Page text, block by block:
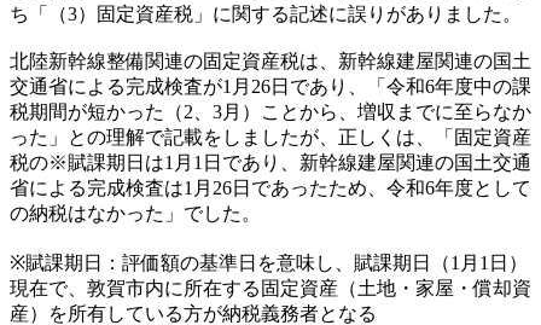
ち「（3）固定資産税」に関する記述に誤りがありました。
北陸新幹線整備関連の固定資産税は、新幹線建屋関連の国土
交通省による完成検査が1月26日であり、「令和6年度中の課
税期間が短かった（2、3月）ことから、増収までに至らなか
った」との理解で記載をしましたが、正しくは、「固定資産
税の※賦課期日は1月1日であり、新幹線建屋関連の国土交通
省による完成検査は1月26日であったため、令和6年度として
の納税はなかった」でした。
※賦課期日：評価額の基準日を意味し、賦課期日（1月1日）
現在で、敦賀市内に所在する固定資産（土地・家屋・償却資
産）を所有している方が納税義務者となる